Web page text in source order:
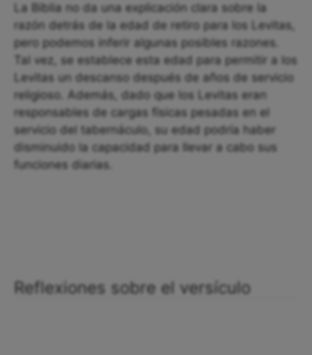
La Biblia no da una explicación clara sobre la
razón detrás de la edad de retiro para los Levitas,
pero podemos inferir algunas posibles razones.
Tal vez, se establece esta edad para permitir a los
Levitas un descanso después de años de servicio
religioso. Además, dado que los Levitas eran
responsables de cargas físicas pesadas en el
servicio del tabernáculo, su edad podría haber
disminuido la capacidad para llevar a cabo sus
funciones diarias.
Reflexiones sobre el versículo